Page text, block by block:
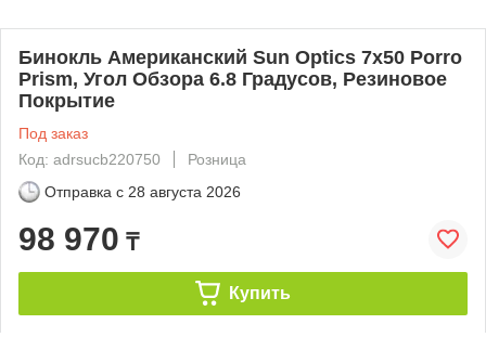
Бинокль Американский Sun Optics 7x50 Porro
Prism, Угол Обзора 6.8 Градусов, Резиновое
Покрытие
Под заказ
Код: adrsucb220750
Розница
Отправка с 28 августа 2026
98 970 ₸
Купить